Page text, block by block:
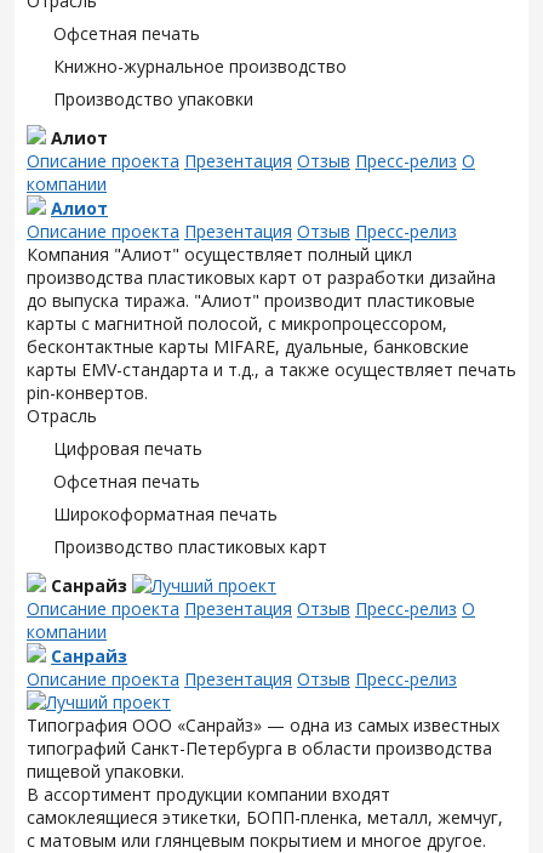
Офсетная печать
Книжно-журнальное производство
Производство упаковки
Алиот
Описание проекта Презентация Отзыв Пресс-релиз О
компании
Алиот
Описание проекта Презентация Отзыв Пресс-релиз
Компания "Алиот" осуществляет полный цикл
производства пластиковых карт от разработки дизайна
до выпуска тиража. "Алиот" производит пластиковые
карты с магнитной полосой, с микропроцессором,
бесконтактные карты MIFARE, дуальные, банковские
карты EMV-стандарта и т.д., а также осуществляет печать
pin-конвертов.
Отрасль
Цифровая печать
Офсетная печать
Широкоформатная печать
Производство пластиковых карт
Санрайз
Описание проекта Презентация Отзыв Пресс-релиз О
компании
Санрайз
Описание проекта Презентация Отзыв Пресс-релиз
Типография ООО «Санрайз» — одна из самых известных
типографий Санкт-Петербурга в области производства
пищевой упаковки.
В ассортимент продукции компании входят
самоклеящиеся этикетки, БОПП-пленка, металл, жемчуг,
с матовым или глянцевым покрытием и многое другое.